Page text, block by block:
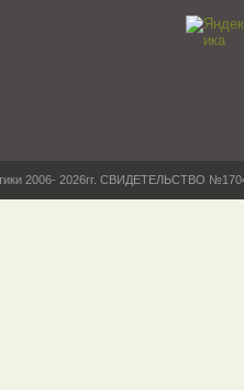
2006- 2026гг. СВИДЕТЕЛЬСТВО